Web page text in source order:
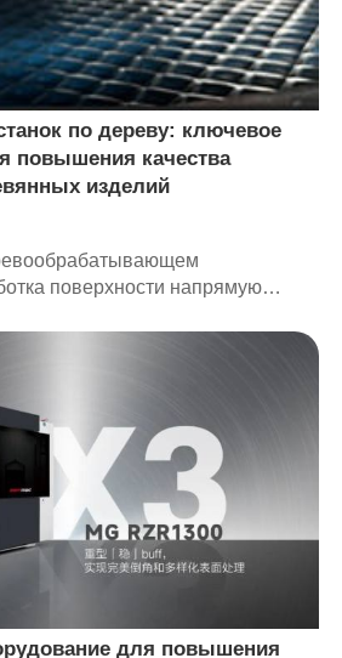
по дереву: ключевое
повышения качества
изделий
поверхности напрямую
станки по дереву играют
качества деревянных
обработки и промышленной
для повышения